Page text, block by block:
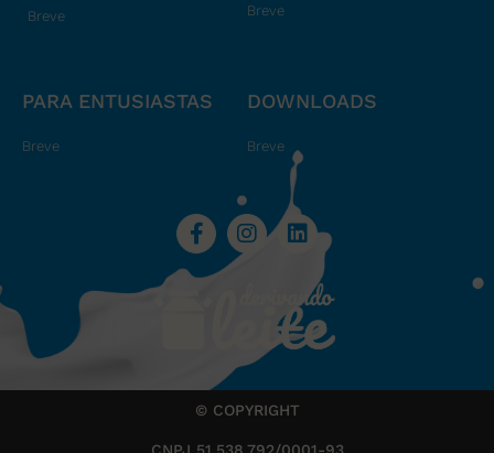
Breve Breve
PARA ENTUSIASTAS
Breve
DOWNLOADS
Breve
© COPYRIGHT
CNPJ 51.538.792/0001-93